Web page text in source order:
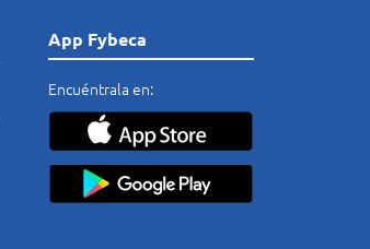
App Fybeca
Encuéntrala en: